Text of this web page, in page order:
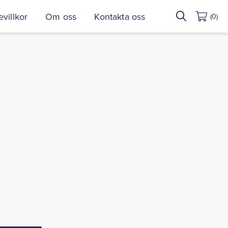
Om oss Kontakta oss
Sök
efter:
(0)